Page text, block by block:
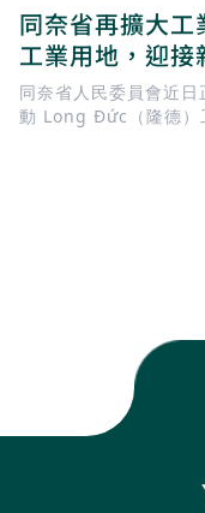
同奈省再擴大
工業用地，迎接
同奈省人民委員會近
動 Long Đức（隆德）
快完善基礎建設，迎
擴充工業用地，以滿